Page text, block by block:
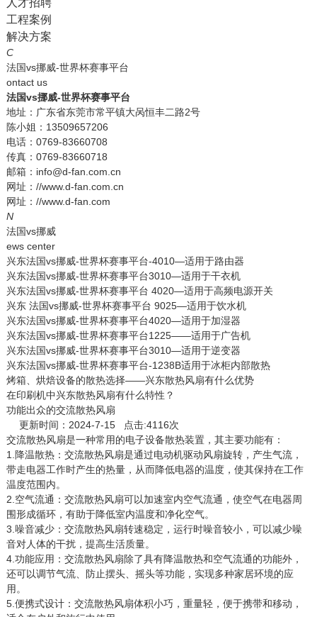
工程案例
解决方案
C
法国vs挪威-世界杯赛事平台
ontact us
法国vs挪威-世界杯赛事平台
地址：广东省东莞市常平镇大呙恒丰二路2号
陈小姐：13509657206
电话：0769-83660708
传真：0769-83660718
邮箱：info@d-fan.com.cn
网址：//www.d-fan.com.cn
网址：//www.d-fan.com
N
法国vs挪威
ews center
兴东法国vs挪威-世界杯赛事平台-4010—适用于路由器
兴东法国vs挪威-世界杯赛事平台3010—适用于干衣机
兴东法国vs挪威-世界杯赛事平台 4020—适用于高频电源开关
兴东 法国vs挪威-世界杯赛事平台 9025—适用于饮水机
兴东法国vs挪威-世界杯赛事平台4020—适用于加湿器
兴东法国vs挪威-世界杯赛事平台1225——适用于广告机
兴东法国vs挪威-世界杯赛事平台3010—适用于逆变器
兴东法国vs挪威-世界杯赛事平台-1238B适用于冰柜内部散热
烤箱、烘焙设备的散热选择——兴东散热风扇有什么优势
在印刷机中兴东散热风扇有什么特性？
功能出众的交流散热风扇
更新时间：2024-7-15 点击:4116次
交流散热风扇是一种常用的电子设备散热装置，其主要功能有：
1.降温散热：交流散热风扇是通过电动机驱动风扇旋转，产生气流，
带走电器工作时产生的热量，从而降低电器的温度，使其保持在工作
温度范围内。
2.空气流通：交流散热风扇可以加速室内空气流通，使空气在电器周
围形成循环，有助于降低室内温度和净化空气。
3.噪音减少：交流散热风扇转速稳定，运行时噪音较小，可以减少噪
音对人体的干扰，提高生活质量。
4.功能应用：交流散热风扇除了具有降温散热和空气流通的功能外，
还可以调节气流、防止摆头、摇头等功能，实现多种家居环境的应
用。
5.便携式设计：交流散热风扇体积小巧，重量轻，便于携带和移动，